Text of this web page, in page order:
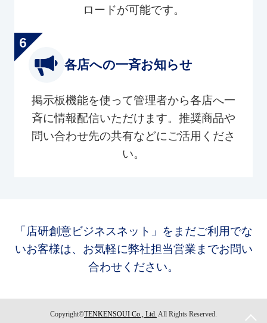
ロードが可能です。
各店への一斉お知らせ
掲示板機能を使って管理者から各店へ一
斉に情報配信いただけます。推奨商品や
問い合わせ先の共有などにご活用くださ
い。
「店研創意ビジネスネット」をまだご利用でな
いお客様は、お気軽に弊社担当営業までお問い
合わせください。
Copyright©TENKENSOUI Co., Ltd. All Rights Reserved.